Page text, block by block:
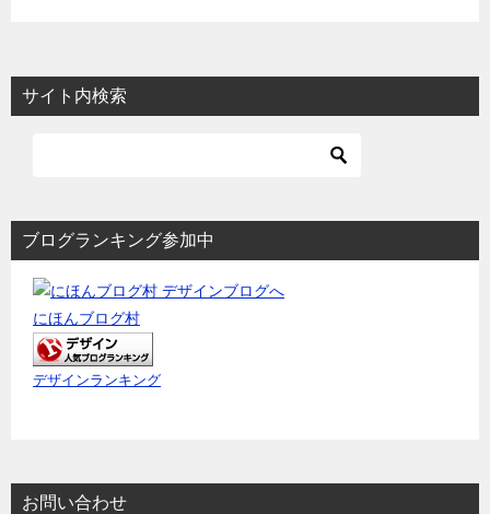
ー
サイト内検索
ブログランキング参加中
にほんブログ村
デザインランキング
お問い合わせ